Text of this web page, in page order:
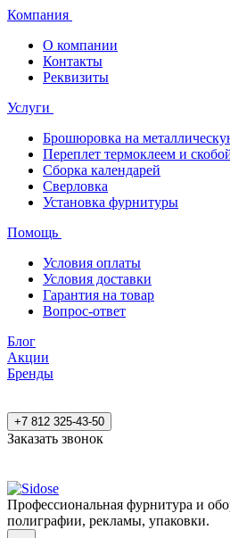
Компания
О компании
Контакты
Реквизиты
Услуги
Брошюровка на
Переплет термоклеем и
Сборка календарей
Сверловка
Установка фурнитуры
Помощь
Условия оплаты
Условия доставки
Гарантия на товар
Вопрос-ответ
Блог
Акции
Бренды
+7 812 325-43-50
Заказать звонок
Профессиональная фурнитура и
полиграфии, рекламы, упаковки.